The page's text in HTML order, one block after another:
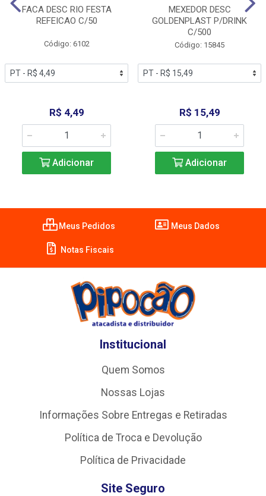
FACA DESC RIO FESTA
REFEICAO C/50
Código: 6102
R$ 4,49
Adicionar
MEXEDOR DESC
GOLDENPLAST P/DRINK
C/500
Código: 15845
R$ 15,49
Adicionar
Meus Pedidos Meus Dados
Notas Fiscais
Institucional
Quem Somos
Nossas Lojas
Informações Sobre Entregas e Retiradas
Política de Troca e Devolução
Política de Privacidade
Site Seguro